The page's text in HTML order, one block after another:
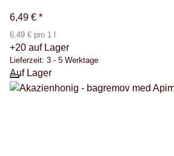
6,49 € *
6,49 € pro 1 l
+20 auf Lager
Lieferzeit: 3 - 5 Werktage
Auf Lager